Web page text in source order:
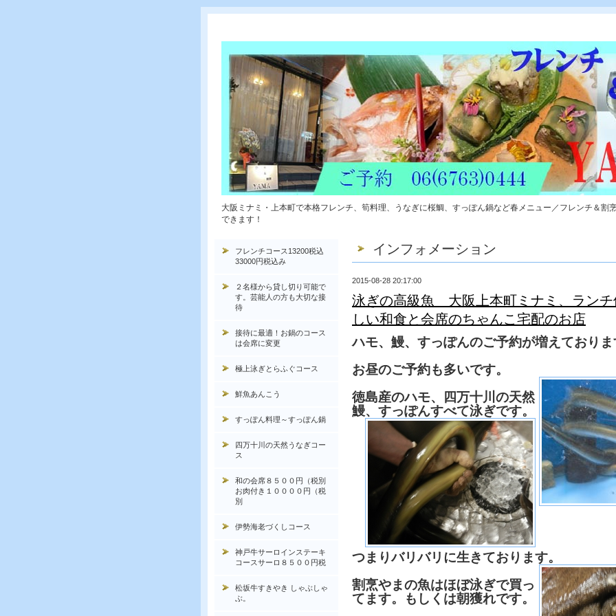
大阪ミナミ・上本町で本格フレンチ、筍料理、うなぎに桜鯛、すっぽん鍋など春メニュー／フレンチ＆割
できます！
インフォメーション
2015-08-28 20:17:00
泳ぎの高級魚 大阪上本町ミナミ、ランチ
しい和食と会席のちゃんこ宅配のお店
ハモ、鰻、すっぽんのご予約が増えており
お昼のご予約も多いです。
徳島産のハモ、四万十川の天然
鰻、すっぽんすべて泳ぎです。
つまりバリバリに生きております。
割烹やまの魚はほぼ泳ぎで買っ
てます。もしくは朝獲れです。
フレンチコース13200税込
33000円税込み
２名様から貸し切り可能で
す。芸能人の方も大切な接
待
接待に最適！お鍋のコース
は会席に変更
極上泳ぎとらふぐコース
鮮魚あんこう
すっぽん料理～すっぽん鍋
四万十川の天然うなぎコー
ス
和の会席８５００円（税別
お肉付き１００００円（税
別
伊勢海老づくしコース
神戸牛サーロインステーキ
コースサーロ８５００円税
松坂牛すきやき しゃぶしゃ
ぶ。